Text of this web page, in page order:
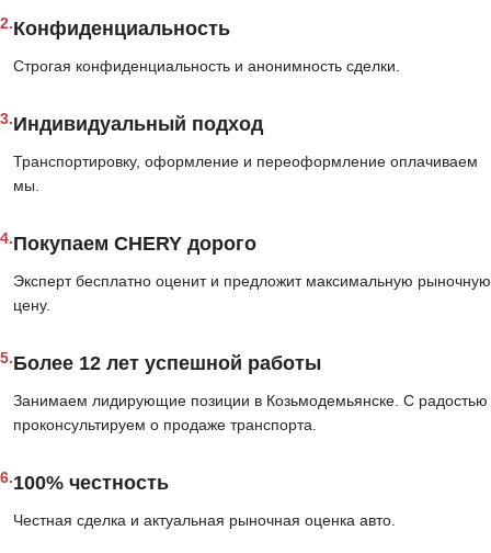
2.Конфиденциальность
Строгая конфиденциальность и анонимность сделки.
3.Индивидуальный подход
Транспортировку, оформление и переоформление оплачиваем
мы.
4.Покупаем CHERY дорого
Эксперт бесплатно оценит и предложит максимальную рыночную
цену.
5.Более 12 лет успешной работы
Занимаем лидирующие позиции в Козьмодемьянске. С радостью
проконсультируем о продаже транспорта.
6.100% честность
Честная сделка и актуальная рыночная оценка авто.